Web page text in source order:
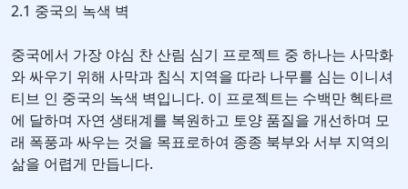
2.1 중국의 녹색 벽
중국에서 가장 야심 찬 산림 심기 프로젝트 중 하나는 사막화
와 싸우기 위해 사막과 침식 지역을 따라 나무를 심는 이니셔
티브 인 중국의 녹색 벽입니다. 이 프로젝트는 수백만 헥타르
에 달하며 자연 생태계를 복원하고 토양 품질을 개선하며 모
래 폭풍과 싸우는 것을 목표로하여 종종 북부와 서부 지역의
삶을 어렵게 만듭니다.